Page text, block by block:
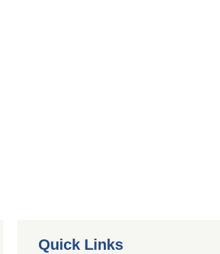
Quick Links